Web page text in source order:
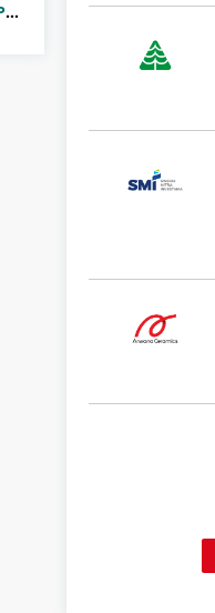
PT Tempo Scan Pacific Tbk